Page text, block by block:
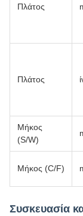
Πλάτος
Πλάτος
Μήκος
(S/W)
Μήκος (C/F)
Συσκευασία